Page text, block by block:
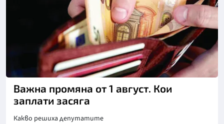
Важна промяна от 1 август. Кои
заплати засяга
Какво решиха депутатите